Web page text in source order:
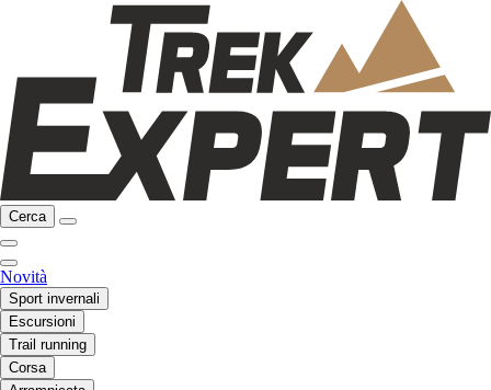
Cerca
Novità
Sport invernali
Escursioni
Trail running
Corsa